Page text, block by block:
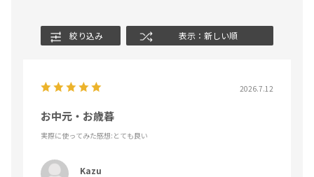
絞り込み 表示：新しい順
2026.7.12
お中元・お歳暮
実際に使ってみた感想:とても良い
Kazu